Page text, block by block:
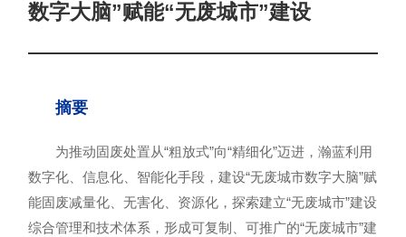
数字大脑”赋能“无废城市”建设
摘要
为推动固废处置从“粗放式”向“精细化”迈进，瀚蓝利用
数字化、信息化、智能化手段，建设“无废城市数字大脑”赋
能固废减量化、无害化、资源化，探索建立“无废城市”建设
综合管理和技术体系，形成可复制、可推广的“无废城市”建